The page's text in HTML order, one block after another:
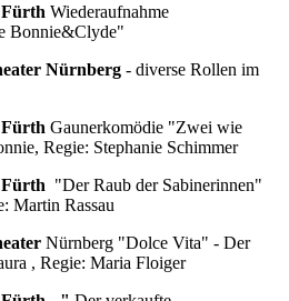
Wiederaufnahme
Bonnie&Clyde"
Nürnberg - diverse Rollen im
Gaunerkomödie "Zwei wie
Regie: Stephanie Schimmer
"Der Raub der Sabinerinnen"
Martin Rassau
Nürnberg "Dolce Vita" - Der
, Regie: Maria Floiger